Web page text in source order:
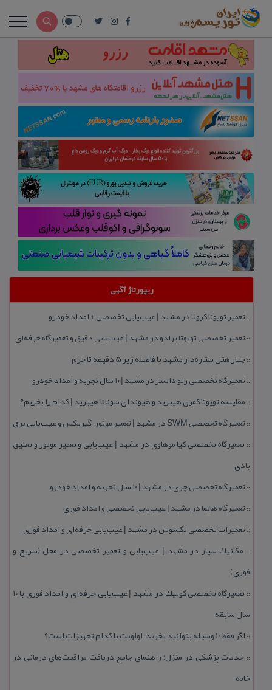
ریپورتاژ آگهی
:: تعمیر تویوتا كرولا در مشهد | عیب‌یابی تخصصی + امداد خودرو
:: تعمیر تخصصی تویوتا پرادو در مشهد | عیب‌یابی دقیق و تعمیرگاه حرفه‌ای
::چهار هتل‌ ستاره‌دار مشهد با فاصله زیر 5 دقیقه تا حرم
:: تعمیرگاه تخصصی رنو داستر در مشهد | ۱۰ سال تجربه و امداد خودرو
:: مقایسه تویوتا كمری هیبرید و هیوندای سوناتا هیبرید | كدام را بخریم؟
:: تعمیرگاه تخصصی SWM در مشهد | تعمیر موتور، گیربكس و عیب‌یابی برق
:: تعمیرگاه تخصصی كیا موهاوی در مشهد | عیب‌یابی و تعمیر موتور و تعلیق
بادی
:: تعمیرگاه تخصصی چری در مشهد | ۱۰ سال تجربه و امداد خودرو
:: تعمیرگاه هایما در مشهد | عیب‌یابی تخصصی و امداد فوری
:: تعمیرات تخصصی لكسوس در مشهد | عیب‌یابی حرفه‌ای و امداد فوری
:: مكانیك سیار در مشهد | عیب‌یابی و تعمیر تخصصی در محل (سریع و
فوری)
::
تعمیرگاه تخصصی كوییك در مشهد | عیب‌یابی حرفه‌ای و امداد فوری با ۱۰
سال سابقه
:: اگر فقط 10 وسیله بتوانید بخرید، اولویت با كدام تجهیزات است؟
:: خدمات پزشكی در منزل؛ راهنمای جامع دریافت مراقبت‌های درمانی در
خانه